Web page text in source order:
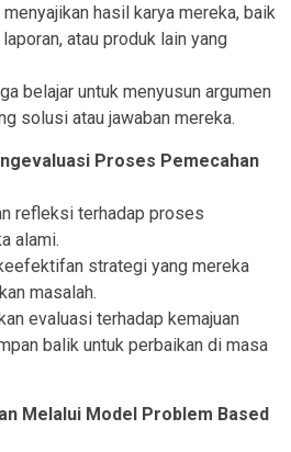
hasil karya mereka, baik
atau produk lain yang
belajar untuk menyusun argumen
solusi atau jawaban mereka.
Proses Pemecahan
refleksi terhadap proses
alami.
strategi yang mereka
masalah.
evaluasi terhadap kemajuan
balik untuk perbaikan di masa
Melalui Model Problem Based